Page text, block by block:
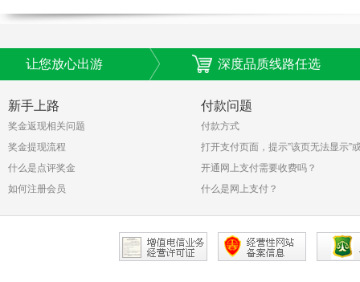
让您放心出游 深度品质线路任选
新手上路
奖金返现相关问题
奖金提现流程
什么是点评奖金
如何注册会员
付款问题
付款方式
打开支付页面，提示”该页无法显示”
空白页，可能是什么原因？
开通网上支付需要收费吗？
什么是网上支付？